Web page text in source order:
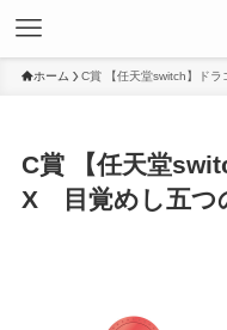
ホーム C賞 【任天堂switch】ド
C賞 【任天堂
X 目覚めし五つ